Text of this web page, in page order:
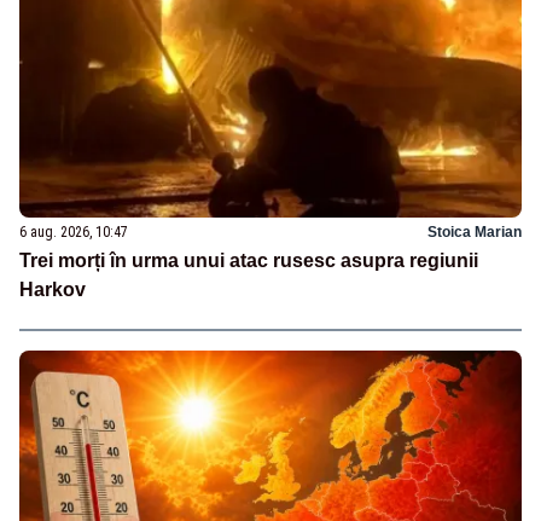
6 aug. 2026, 10:47 Stoica Marian
Trei morți în urma unui atac rusesc asupra regiunii
Harkov